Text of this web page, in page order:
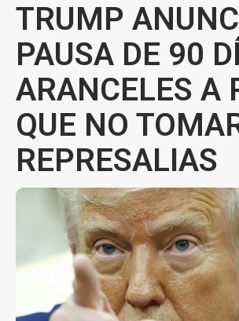
TRUMP
PAUSA DE 90
ARANCELES A
QUE NO
REPRESALIAS